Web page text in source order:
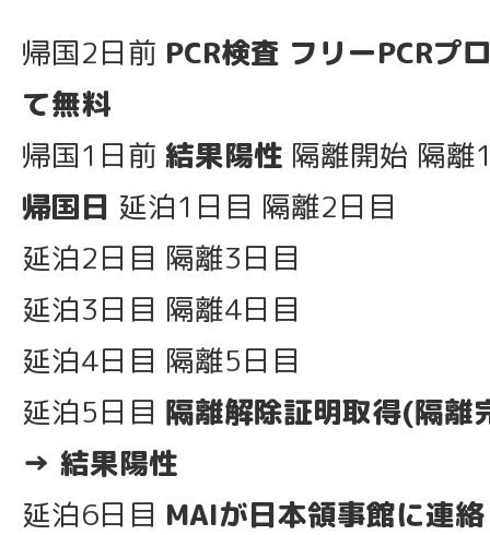
帰国2日前 PCR検査 フリーPCRプ
て無料
帰国1日前 結果陽性 隔離開始 隔離
帰国日 延泊1日目 隔離2日目
延泊2日目 隔離3日目
延泊3日目 隔離4日目
延泊4日目 隔離5日目
延泊5日目 隔離解除証明取得(隔離
→ 結果陽性
延泊6日目 MAIが日本領事館に連絡